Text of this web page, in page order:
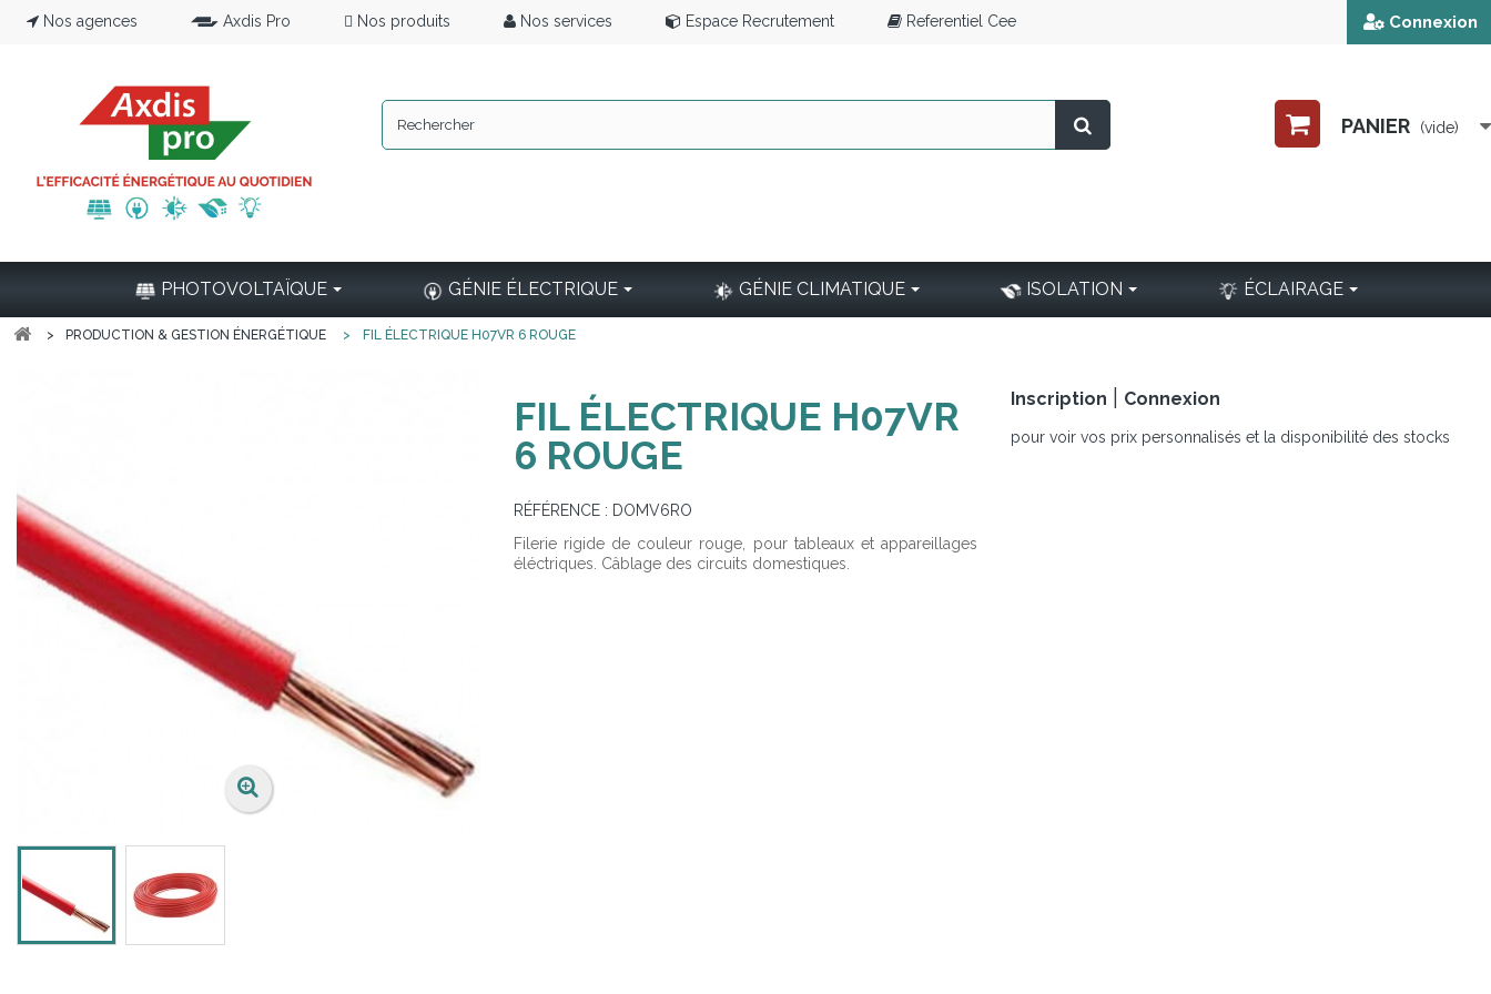
Nos agences Axdis Pro Nos produits Nos services Espace Recrutement Referentiel Cee Connexion
PANIER (vide)
PHOTOVOLTAÏQUE GÉNIE ÉLECTRIQUE GÉNIE CLIMATIQUE ISOLATION ÉCLAIRAGE
> PRODUCTION & GESTION ÉNERGÉTIQUE > FIL ÉLECTRIQUE H07VR 6 ROUGE
FIL ÉLECTRIQUE H07VR
6 ROUGE
RÉFÉRENCE : DOMV6RO
Filerie rigide de couleur rouge, pour tableaux et appareillages
éléctriques. Câblage des circuits domestiques.
Inscription Connexion
pour voir vos prix personnalisés et la disponibilité des stocks